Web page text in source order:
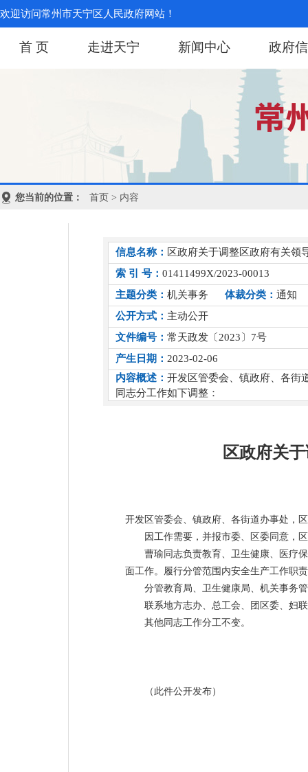
欢迎访问常州市天宁区人民政府网站！
首 页 走进天宁 新闻中心 政府
您当前的位置： 首页 > 内容
信息名称： 区政府关于调整区政府有关领
索 引 号： 01411499X/2023-00013
主题分类： 机关事务 体裁分类： 通知
公开方式： 主动公开
文件编号： 常天政发〔2023〕7号
产生日期： 2023-02-06
内容概述： 开发区管委会、镇政府、各街
同志分工作如下调整：
区政府关
开发区管委会、镇政府、各街道办事处，
因工作需要，并报市委、区委同意，
曹瑜同志负责教育、卫生健康、医疗
面工作。履行分管范围内安全生产工作职
分管教育局、卫生健康局、机关事务
联系地方志办、总工会、团区委、妇
其他同志工作分工不变。
（此件公开发布）